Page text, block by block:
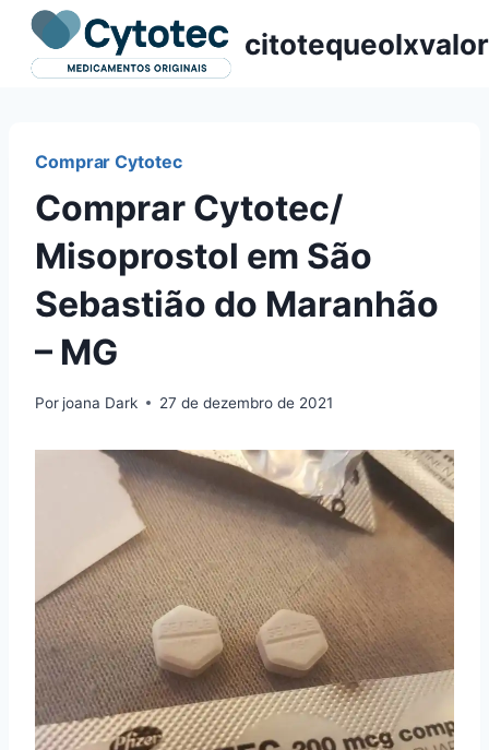
Pular
para
citotequeolxvalor
Comprar Cytotec
Comprar Cytotec/
Misoprostol em São
Sebastião do Maranhão
– MG
Por joana Dark 27 de dezembro de 2021